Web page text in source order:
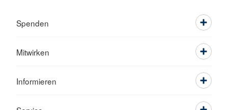
Spenden
Mitwirken
Informieren